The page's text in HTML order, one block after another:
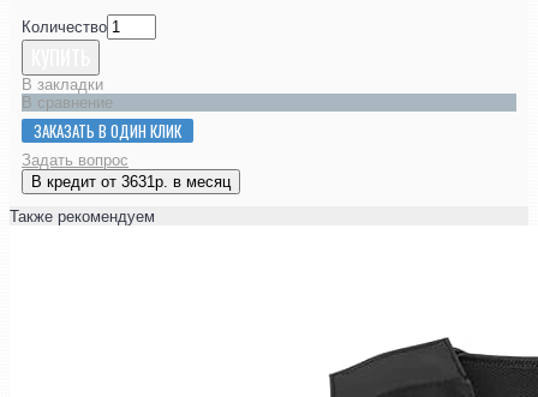
Количество
В закладки
В сравнение
ЗАКАЗАТЬ В ОДИН КЛИК
Задать вопрос
В кредит от 3631р. в месяц
Также рекомендуем